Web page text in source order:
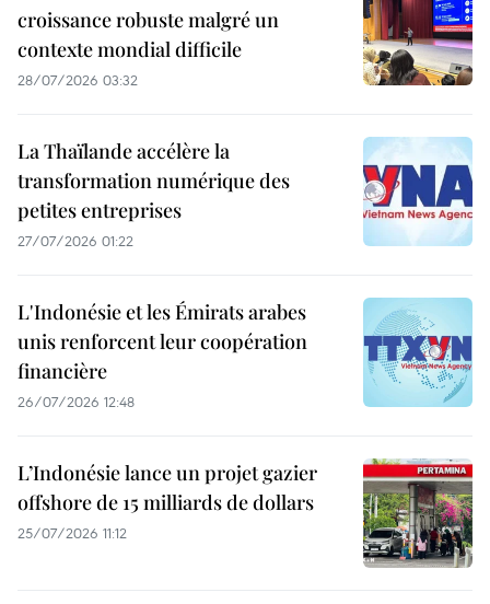
croissance robuste malgré un
contexte mondial difficile
28/07/2026 03:32
La Thaïlande accélère la
transformation numérique des
petites entreprises
27/07/2026 01:22
L'Indonésie et les Émirats arabes
unis renforcent leur coopération
financière
26/07/2026 12:48
L’Indonésie lance un projet gazier
offshore de 15 milliards de dollars
25/07/2026 11:12